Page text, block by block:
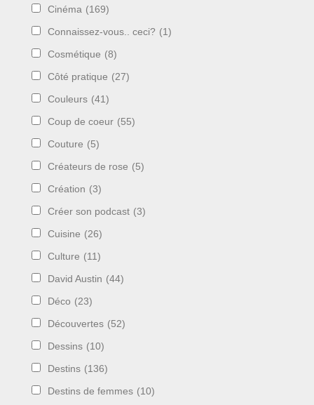
Cinéma (169)
Connaissez-vous.. ceci? (1)
Cosmétique (8)
Côté pratique (27)
Couleurs (41)
Coup de coeur (55)
Couture (5)
Créateurs de rose (5)
Création (3)
Créer son podcast (3)
Cuisine (26)
Culture (11)
David Austin (44)
Déco (23)
Découvertes (52)
Dessins (10)
Destins (136)
Destins de femmes (10)